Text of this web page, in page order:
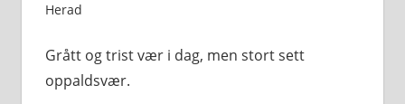
Herad
Grått og trist vær i dag, men stort sett
oppaldsvær.